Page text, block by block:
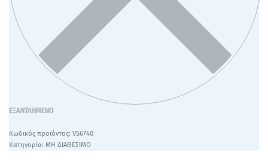
ΕΞΑΝΤΛΗΜΈΝΟ
VS6740
Κατηγορία: ΜΗ ΔΙΑΘΕΣΙΜΟ